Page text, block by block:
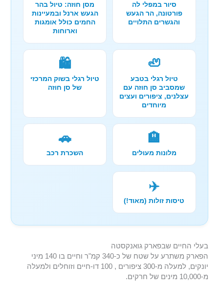
סיור במפלי לה
פורטונה, הר הגעש
והגשרים התלויים
מסן חוזה: טיול בהר
הגעש ארנל ובמעיינות
החמים כולל אומגות
וארוחות
🦥
טיול רגלי בטבע
שמסביב סן חוזה עם
עצלנים, ציפורים ועצים
מיוחדים
🛍️
טיול רגלי בשוק המרכזי
של סן חוזה
🏨
מלונות מעולים
🚗
השכרת רכב
✈️
טיסות זולות (מאוד!)
בעלי החיים שבפארק גואנקסטה
הפארק משתרע על שטח של כ-340 קמ"ר וחיים בו 140 מיני
יונקים, למעלה מ-300 ציפורים , 100 דו-חיים וזוחלים ולמעלה
מ-10,000 מינים של חרקים.